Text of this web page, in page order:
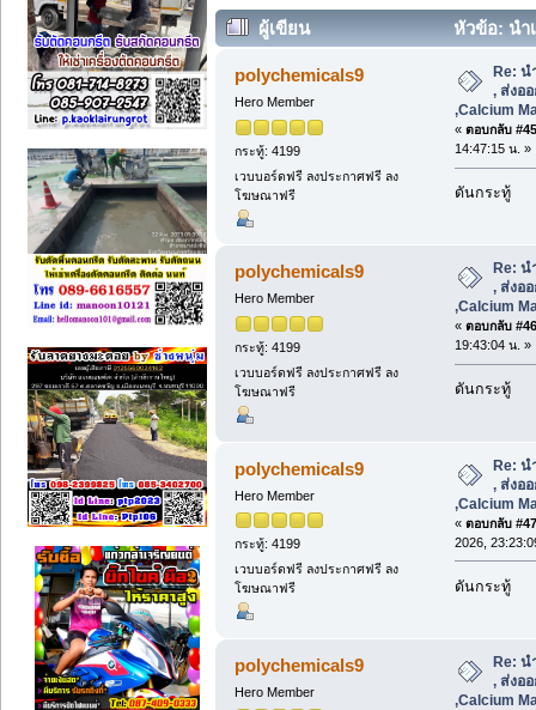
ผู้เขียน
หัวข้อ: นำ
คาร์บอเนต ,Calcium Masterbatch ขา
polychemicals9
Hero Member
กระทู้: 4199
เวบบอร์ดฟรี ลงประกาศฟรี ลง
โฆษณาฟรี
Re: น
, ส่งอ
,Calcium
« ตอบกลับ
14:47:15 น. »
ดันกระทู้
polychemicals9
Hero Member
กระทู้: 4199
เวบบอร์ดฟรี ลงประกาศฟรี ลง
โฆษณาฟรี
Re: น
, ส่งอ
,Calcium
« ตอบกลับ
19:43:04 น. »
ดันกระทู้
polychemicals9
Hero Member
กระทู้: 4199
เวบบอร์ดฟรี ลงประกาศฟรี ลง
โฆษณาฟรี
Re: น
, ส่งอ
,Calcium
« ตอบกลับ
2026,
ดันกระทู้
polychemicals9
Hero Member
Re: น
, ส่งอ
,Calcium